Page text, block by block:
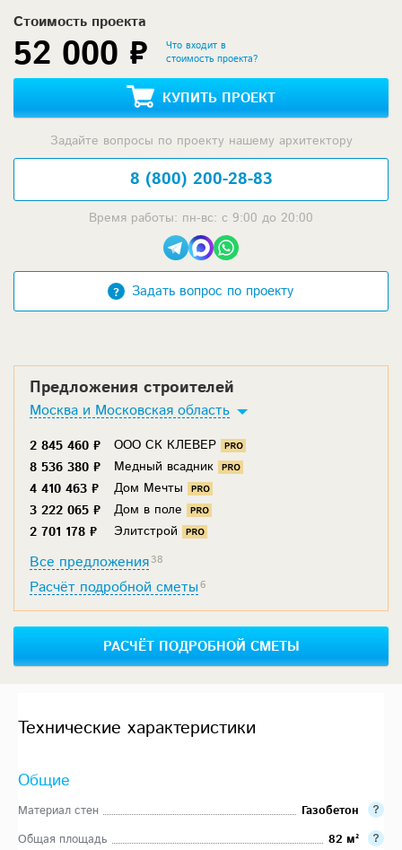
Стоимость проекта
52 000 ₽
Что входит в
стоимость проекта?
КУПИТЬ ПРОЕКТ
Задайте вопросы по проекту нашему архитектору
8 (800) 200-28-83
Время работы: пн-вс: с 9:00 до 20:00
Задать вопрос по проекту
Предложения строителей
Москва и Московская область
2 845 460 ₽
ООО СК КЛЕВЕР
8 536 380 ₽
Медный всадник
4 410 463 ₽
Дом Мечты
3 222 065 ₽
Дом в поле
2 701 178 ₽
Элитстрой
Все предложения38
Расчёт подробной сметы6
РАСЧЁТ ПОДРОБНОЙ СМЕТЫ
Технические характеристики
Общие
Материал стен
Газобетон
Общая площадь
82 м²